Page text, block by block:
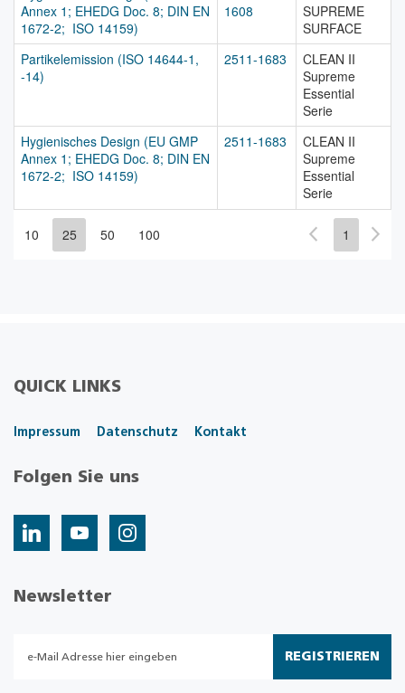
Annex 1; EHEDG Doc. 8; DIN EN
1672-2; ISO 14159)
1608
SUPREME
SURFACE
Partikelemission (ISO 14644-1,
-14)
2511-1683
CLEAN II
Supreme
Essential
Serie
Hygienisches Design (EU GMP
Annex 1; EHEDG Doc. 8; DIN EN
1672-2; ISO 14159)
2511-1683
CLEAN II
Supreme
Essential
Serie
10 25 50 100 1
QUICK LINKS
Impressum Datenschutz Kontakt
Folgen Sie uns
Newsletter
REGISTRIEREN